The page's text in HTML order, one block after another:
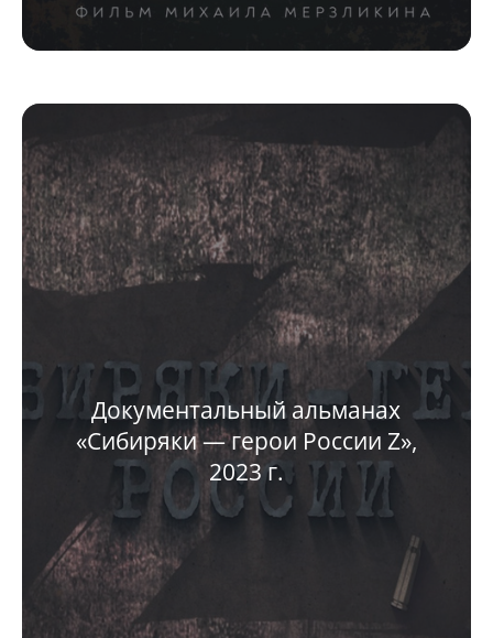
Документальный альманах
«Сибиряки — герои России Z»,
2023 г.